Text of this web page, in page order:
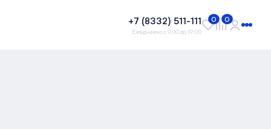
+7 (8332) 511-111
Ежедневно с 9:00 до 19:00
0 0